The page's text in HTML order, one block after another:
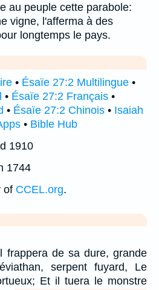
au peuple cette parabole:
vigne, l'afferma à des
longtemps le pays.
• Ésaïe 27:2 Multilingue •
• Ésaïe 27:2 Français •
• Ésaïe 27:2 Chinois • Isaiah
• Bible Hub
1910
1744
of CCEL.org.
frappera de sa dure, grande
serpent fuyard, Le
Et il tuera le monstre